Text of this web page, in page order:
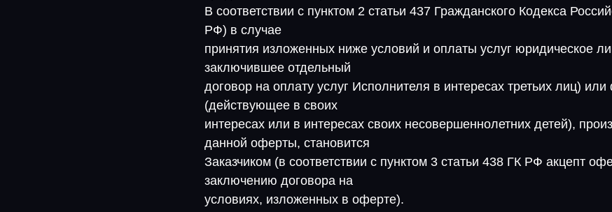
В соответствии с пунктом 2 статьи 437 Гражданского Кодекса
РФ) в случае
принятия изложенных ниже условий и оплаты услуг юридическое
заключившее отдельный
договор на оплату услуг Исполнителя в интересах третьих лиц)
(действующее в своих
интересах или в интересах своих несовершеннолетних детей),
данной оферты, становится
Заказчиком (в соответствии с пунктом 3 статьи 438 ГК РФ акцепт
заключению договора на
условиях, изложенных в оферте).